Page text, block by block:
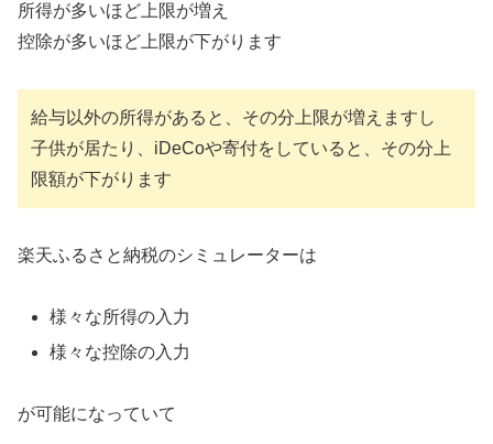
所得が多いほど上限が増え
控除が多いほど上限が下がります
給与以外の所得があると、その分上限が増えますし
子供が居たり、iDeCoや寄付をしていると、その分上
限額が下がります
楽天ふるさと納税のシミュレーターは
様々な所得の入力
様々な控除の入力
が可能になっていて